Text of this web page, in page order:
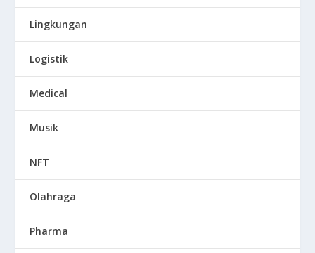
Lingkungan
Logistik
Medical
Musik
NFT
Olahraga
Pharma